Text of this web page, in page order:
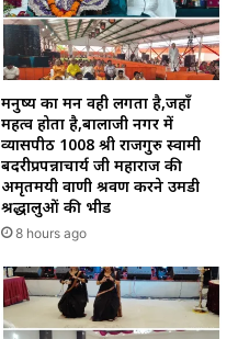
मनुष्य का मन वही लगता है,जहाँ
महत्व होता है,बालाजी नगर में
व्यासपीठ 1008 श्री राजगुरु स्वामी
बदरीप्रपन्नाचार्य जी महाराज की
अमृतमयी वाणी श्रवण करने उमडी
श्रद्धालुओं की भीड
8 hours ago